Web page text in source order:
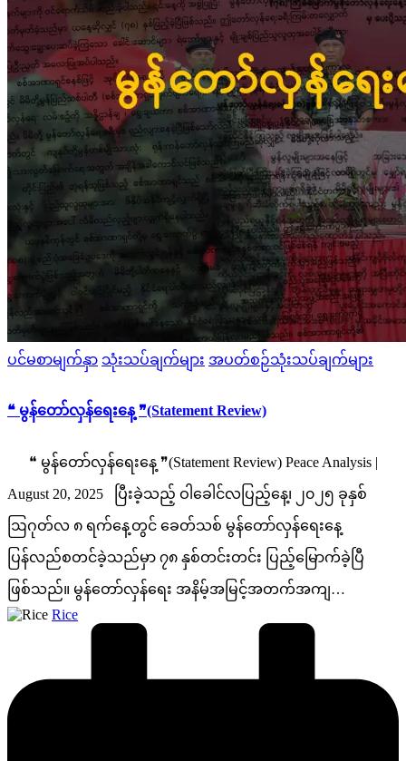
Posted
in
ပင်မစာမျက်နှာ သုံးသပ်ချက်များ အပတ်စဉ်သုံးသပ်ချက်များ
❝ မွန်တော်လှန်ရေးနေ့ ❞(Statement Review)
❝ မွန်တော်လှန်ရေးနေ့ ❞(Statement Review) Peace Analysis |
August 20, 2025 ပြီးခဲ့သည့် ဝါခေါင်လပြည့်နေ့၊ ၂၀၂၅ ခုနှစ်
ဩဂုတ်လ ၈ ရက်နေ့တွင် ခေတ်သစ် မွန်တော်လှန်ရေးနေ့
ပြန်လည်စတင်ခဲ့သည်မှာ ၇၈ နှစ်တင်းတင်း ပြည့်မြောက်ခဲ့ပြီ
ဖြစ်သည်။ မွန်တော်လှန်ရေး အနိမ့်အမြင့်အတက်အကျ…
Posted Rice